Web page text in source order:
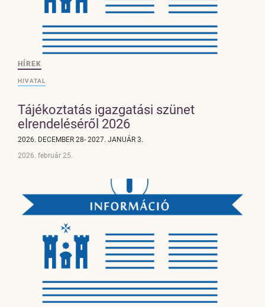
HÍREK
HIVATAL
Tájékoztatás igazgatási szünet
elrendeléséről 2026
2026. DECEMBER 28- 2027. JANUÁR 3.
2026. február 25.